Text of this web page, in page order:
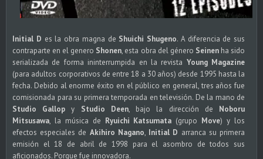
Initial D es la obra magna de Shuichi Shugeno. A diferencia de sus
contraparte en el genero Shonen, esta obra del género Seinenha sido
serializada de forma ininterrumpida en la revista Young Magazine
(para adultos corporativos de entre 18 a 30 años) desde 1995 hasta la
fecha. Debido al enorme éxito en el público en general, tres años fue
comisionada para su primera temporada en televisión. De la mano de
Studio Gallop y Studio Deen, bajo la dirección de Noboru
Mitsusawa, la música de Ryuichi Katsumata (grupo Move) y los
efectos especiales de Akihiro Nagano, Initial D arranca su primera
emisión el 18 de abril de 1998 para el asombro de todos sus
aficionados. Porque fue innovadora.